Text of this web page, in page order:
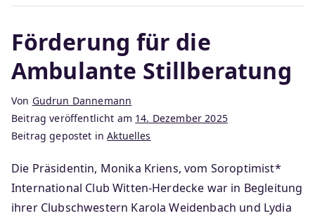
Förderung für die
Ambulante Stillberatung
Von Gudrun Dannemann
Beitrag veröffentlicht am 14. Dezember 2025
Beitrag gepostet inAktuelles
Die Präsidentin, Monika Kriens, vom Soroptimist*
International Club Witten-Herdecke war in Begleitung
ihrer Clubschwestern Karola Weidenbach und Lydia